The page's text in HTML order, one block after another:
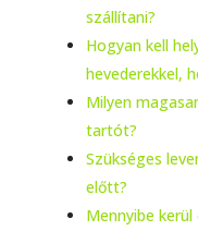
szállítani?
Hogyan kell
hevederekkel,
Milyen
tartót?
Szükséges
előtt?
Mennyibe